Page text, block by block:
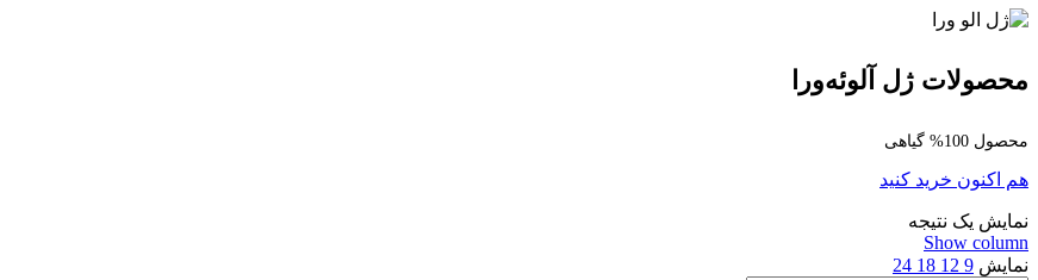
محصولات ژل آلوئه‌ورا
محصول 100% گیاهی
هم اکنون خرید کنید
نمایش یک نتیجه
Show column
نمایش 9
12
18
24